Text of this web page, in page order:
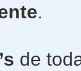
.
de